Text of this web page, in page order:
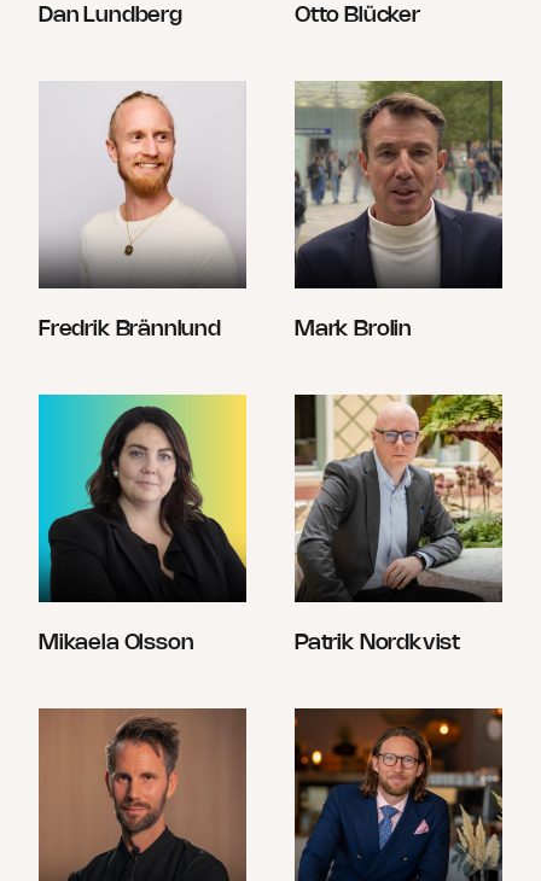
Dan Lundberg Otto Blücker
Fredrik Brännlund Mark Brolin
Mikaela Olsson Patrik Nordkvist